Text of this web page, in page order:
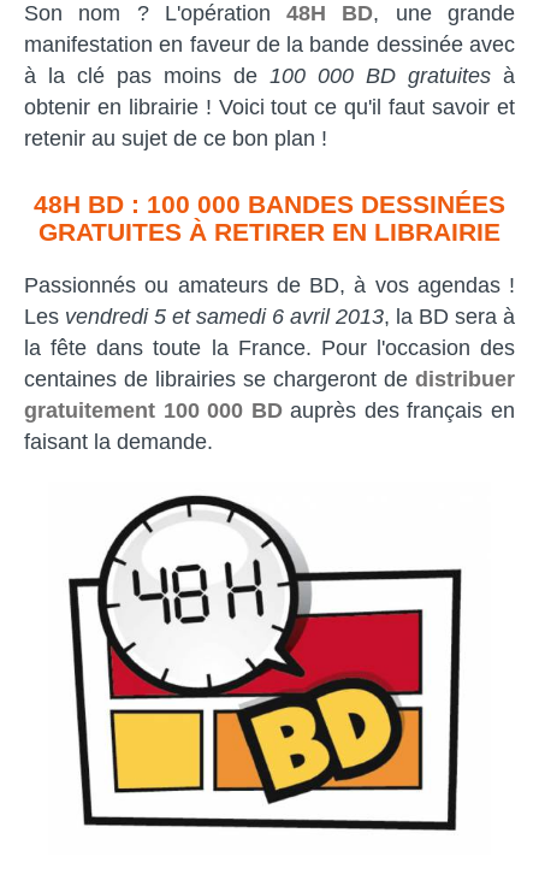
Son nom ? L'opération48H BD, une grande
manifestation en faveur de la bande dessinée avec
à la clé pas moins de 100 000 BD gratuites à
obtenir en librairie ! Voici tout ce qu'il faut savoir et
retenir au sujet de ce bon plan !
48H BD : 100 000 BANDES DESSINÉES
GRATUITES À RETIRER EN LIBRAIRIE
Passionnés ou amateurs de BD, à vos agendas !
Les vendredi 5 et samedi 6 avril 2013, la BD sera à
la fête dans toute la France. Pour l'occasion des
centaines de librairies se chargeront de distribuer
gratuitement 100 000 BDauprès des français en
faisant la demande.